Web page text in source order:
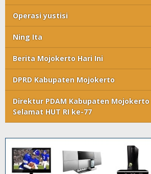
Operasi yustisi
Ning Ita
Berita Mojokerto Hari Ini
DPRD Kabupaten Mojokerto
Direktur PDAM Kabupaten
Selamat HUT RI ke-77